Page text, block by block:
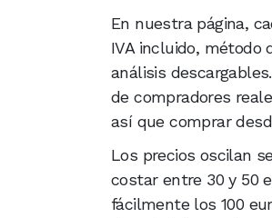
En nuestra página,
IVA incluido, método
análisis
de compradores
así que comprar
Los precios oscilan
costar entre 30 y 50
fácilmente los 100